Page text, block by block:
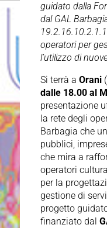
guidato dalla
dal GAL
operatori per
l’utilizzo di
Si terrà a Orani
dalle 18.00 al
presentazione
la rete degli
Barbagia che
pubblici,
che mira a
operatori
per la
gestione di
progetto
finanziato dal